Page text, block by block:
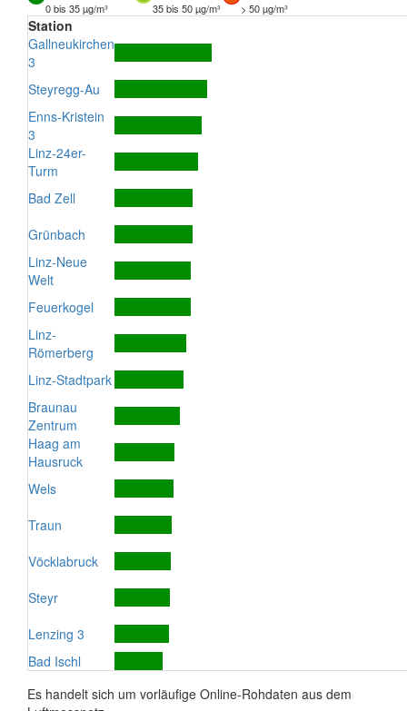
0 bis 35 µg/m³
35 bis 50 µg/m³ > 50 µg/m³
Station
Gallneukirchen
3
Steyregg-Au
Enns-Kristein
3
Linz-24er-
Turm
Bad Zell
Grünbach
Linz-Neue
Welt
Feuerkogel
Linz-
Römerberg
Linz-Stadtpark
Braunau
Zentrum
Haag am
Hausruck
Wels
Traun
Vöcklabruck
Steyr
Lenzing 3
Bad Ischl
Es handelt sich um vorläufige Online-Rohdaten aus dem